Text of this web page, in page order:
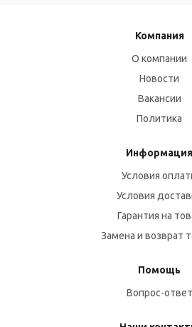
Компания
О компании
Новости
Вакансии
Политика
Информация
Условия
Условия
Гарантия на
Замена и возврат
Помощь
Вопрос-ответ